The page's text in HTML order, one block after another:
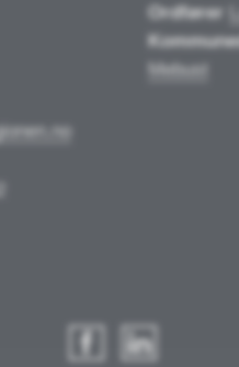
Ordfører
Mebust